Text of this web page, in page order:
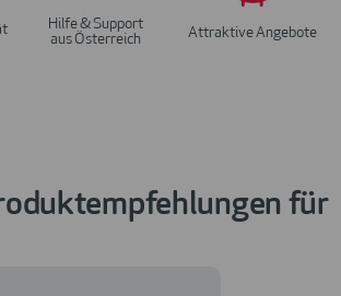
Hilfe & Support
aus Österreich
Attraktive Angebote
für